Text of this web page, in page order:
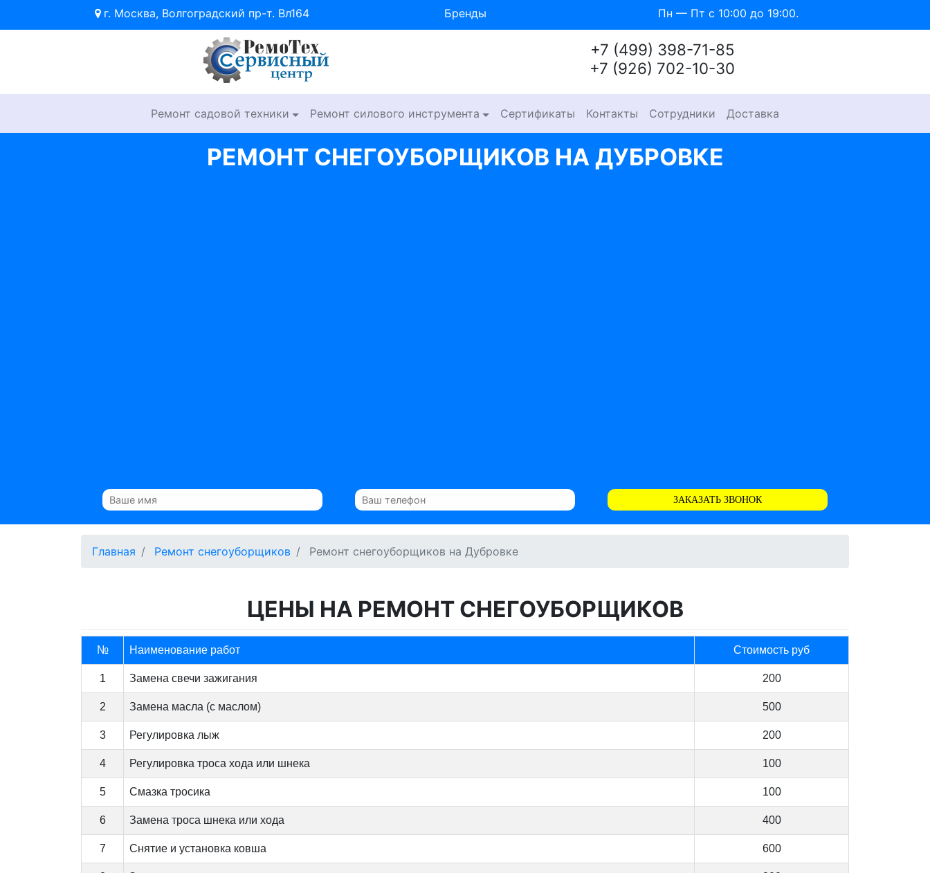
г. Москва, Волгоградский пр-т. Вл164 Бренды Пн — Пт с 10:00 до 19:00.
+7 (499) 398-71-85
+7 (926) 702-10-30
Ремонт садовой техники Ремонт силового инструмента Сертификаты Контакты Сотрудники Доставка
РЕМОНТ СНЕГОУБОРЩИКОВ НА ДУБРОВКЕ
ЗАКАЗАТЬ ЗВОНОК
Главная Ремонт снегоуборщиков Ремонт снегоуборщиков на Дубровке
ЦЕНЫ НА РЕМОНТ СНЕГОУБОРЩИКОВ
№ Наименование работ Стоимость руб
1 Замена свечи зажигания 200
2 Замена масла (с маслом) 500
3 Регулировка лыж 200
4 Регулировка троса хода или шнека 100
5 Смазка тросика 100
6 Замена троса шнека или хода 400
7 Снятие и установка ковша 600